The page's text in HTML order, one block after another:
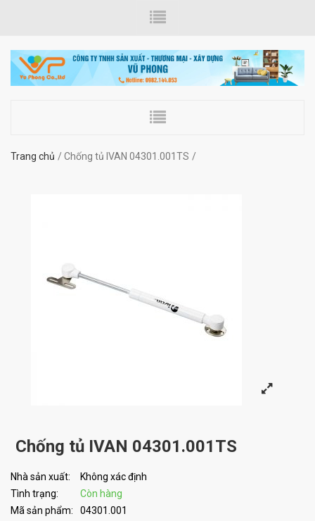
Trang chủ Chống tủ IVAN 04301.001TS
Chống tủ IVAN 04301.001TS
Nhà sản xuất:
Không xác định
Tình trạng:
Còn hàng
Mã sản phẩm:
04301.001